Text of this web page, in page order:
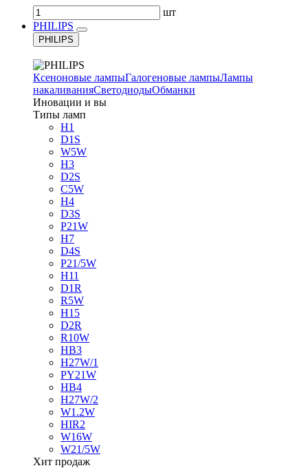
шт
PHILIPS
PHILIPS
Ксеноновые лампыГалогеновые лампыЛампы
накаливанияСветодиодыОбманки
Иновации и вы
Типы ламп
H1
D1S
W5W
H3
D2S
C5W
H4
D3S
P21W
H7
D4S
P21/5W
H11
D1R
R5W
H15
D2R
R10W
HB3
H27W/1
PY21W
HB4
H27W/2
W1.2W
HIR2
W16W
W21/5W
Хит продаж